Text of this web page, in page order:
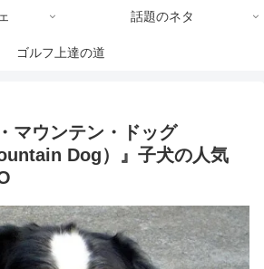
話題のネタ
ゴルフ上達の道
マウンテン・ドッグ
Dog）』子犬の人気